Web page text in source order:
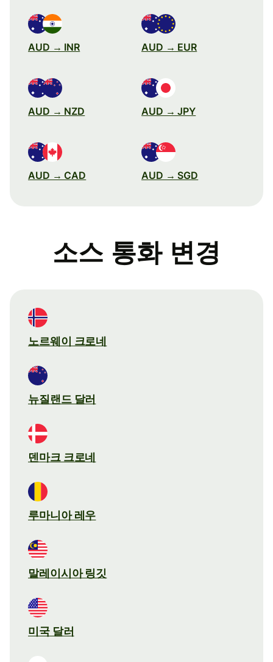
AUD → INR AUD → EUR
AUD → NZD AUD → JPY
AUD → CAD AUD → SGD
소스 통화 변경
노르웨이 크로네
뉴질랜드 달러
덴마크 크로네
루마니아 레우
말레이시아 링깃
미국 달러